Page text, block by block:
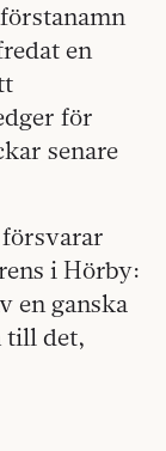
en
för
senare
i Hörby:
en ganska
till det,